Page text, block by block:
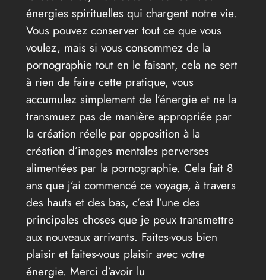
énergies spirituelles qui chargent notre vie.
Vous pouvez conserver tout ce que vous
voulez, mais si vous consommez de la
pornographie tout en le faisant, cela ne sert
à rien de faire cette pratique, vous
accumulez simplement de l’énergie et ne la
transmuez pas de manière appropriée par
la création réelle par opposition à la
création d’images mentales perverses
alimentées par la pornographie. Cela fait 8
ans que j’ai commencé ce voyage, à travers
des hauts et des bas, c’est l’une des
principales choses que je peux transmettre
aux nouveaux arrivants. Faites-vous bien
plaisir et faites-vous plaisir avec votre
énergie. Merci d’avoir lu